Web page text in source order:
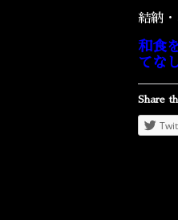
結納
和食
てな
Share